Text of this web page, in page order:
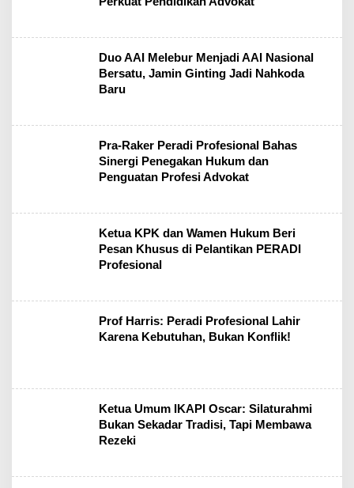
Duo AAI Melebur Menjadi AAI Nasional
Bersatu, Jamin Ginting Jadi Nahkoda
Baru
Pra-Raker Peradi Profesional Bahas
Sinergi Penegakan Hukum dan
Penguatan Profesi Advokat
Ketua KPK dan Wamen Hukum Beri
Pesan Khusus di Pelantikan PERADI
Profesional
Prof Harris: Peradi Profesional Lahir
Karena Kebutuhan, Bukan Konflik!
Ketua Umum IKAPI Oscar: Silaturahmi
Bukan Sekadar Tradisi, Tapi Membawa
Rezeki